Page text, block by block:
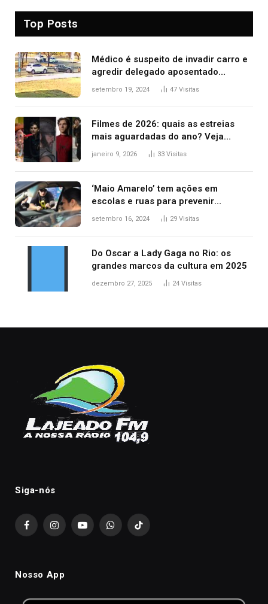
Top Posts
Médico é suspeito de invadir carro e
agredir delegado aposentado
durante confusão no trânsito
setembro 19, 2024 47 Visitas
Filmes de 2026: quais as estreias
mais aguardadas do ano? Veja
principais lançamentos do cinema
janeiro 9, 2026 33 Visitas
‘Maio Amarelo’ tem ações em
escolas e ruas para prevenir
acidentes no trânsito no AP
setembro 16, 2024 29 Visitas
Do Oscar a Lady Gaga no Rio: os
grandes marcos da cultura em 2025
dezembro 27, 2025 24 Visitas
Siga-nós
FacebookInstagramYouTubeWhatsAppTikTok
Nosso App